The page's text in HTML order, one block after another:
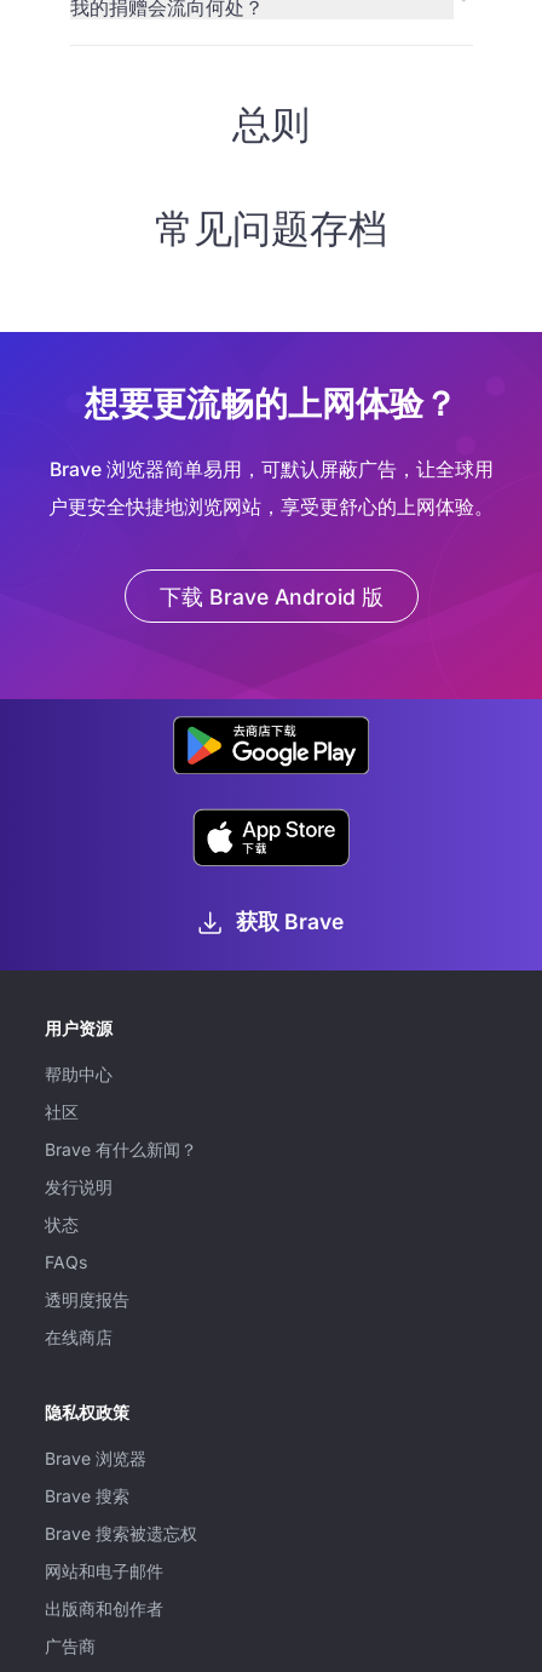
我的捐赠会流向何处？
总则
常见问题存档
想要更流畅的上网体验？
Brave 浏览器简单易用，可默认屏蔽广告，让全球用
户更安全快捷地浏览网站，享受更舒心的上网体验。
下载 Brave Android 版
获取 Brave
用户资源
帮助中心
社区
Brave 有什么新闻？
发行说明
状态
FAQs
透明度报告
在线商店
隐私权政策
Brave 浏览器
Brave 搜索
Brave 搜索被遗忘权
网站和电子邮件
出版商和创作者
广告商